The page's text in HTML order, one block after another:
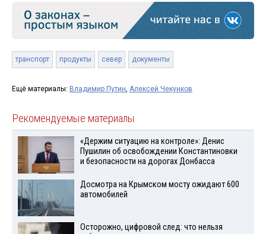
транспорт продукты север документы
Ещё материалы: Владимир Путин, Алексей Чекунков
Рекомендуемые материалы
«Держим ситуацию на контроле»: Денис
Пушилин об освобождении Константиновки
и безопасности на дорогах Донбасса
Досмотра на Крымском мосту ожидают 600
автомобилей
Осторожно, цифровой след: что нельзя